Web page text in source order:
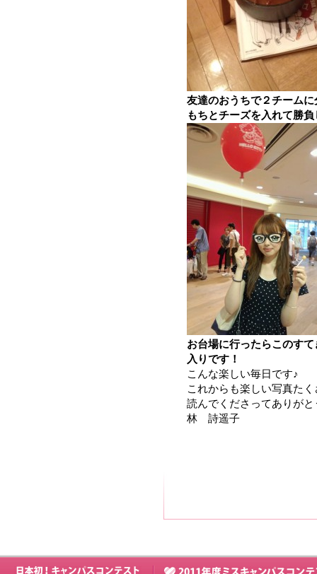
友達のおうちで２チーム
もちとチーズを入れて勝
お台場に行ったらこのす
入りです！
こんな楽しい毎日です♪
これからも楽しい写真た
読んでくださってありが
林 詩遥子